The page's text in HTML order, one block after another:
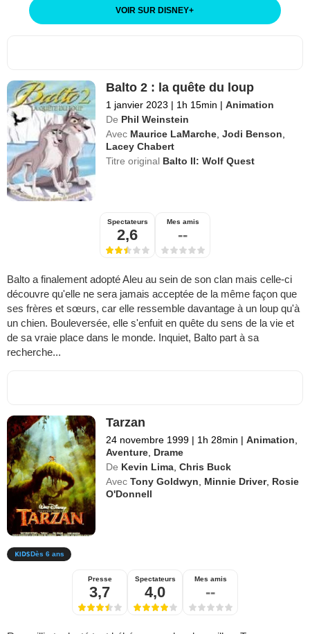
VOIR SUR DISNEY+
Balto 2 : la quête du loup
1 janvier 2023 | 1h 15min | Animation
De Phil Weinstein
Avec Maurice LaMarche ,Jodi Benson
Lacey Chabert
Titre original Balto II: Wolf Quest
Spectateurs
2,6
Mes amis
--
Balto a finalement adopté Aleu au sein de son clan mais celle-ci
découvre qu'elle ne sera jamais acceptée de la même façon que
ses frères et sœurs, car elle ressemble davantage à un loup qu'à
un chien. Bouleversée, elle s'enfuit en quête du sens de la vie et
de sa vraie place dans le monde. Inquiet, Balto part à sa
recherche...
Tarzan
24 novembre 1999 | 1h 28min | Animation
Aventure Drame
De Kevin Lima ,Chris Buck
Avec Tony Goldwyn Minnie Driver, Rosie
O'Donnell
Dès 6 ans
Presse
3,7
Spectateurs
4,0
Mes amis
--